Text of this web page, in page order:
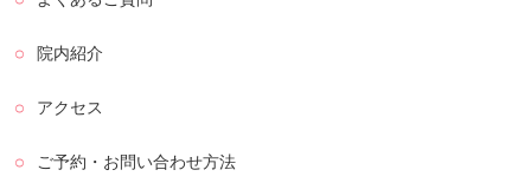
院内紹介
アクセス
ご予約・お問い合わせ方法